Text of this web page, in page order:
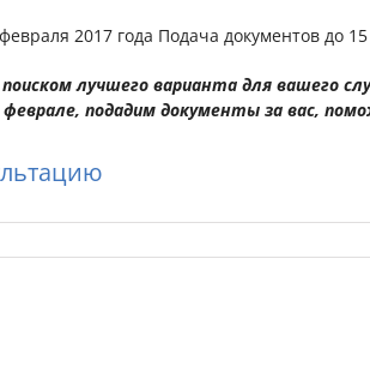
2017 года Подача документов до
лучшего варианта для вашего
подадим документы за вас,